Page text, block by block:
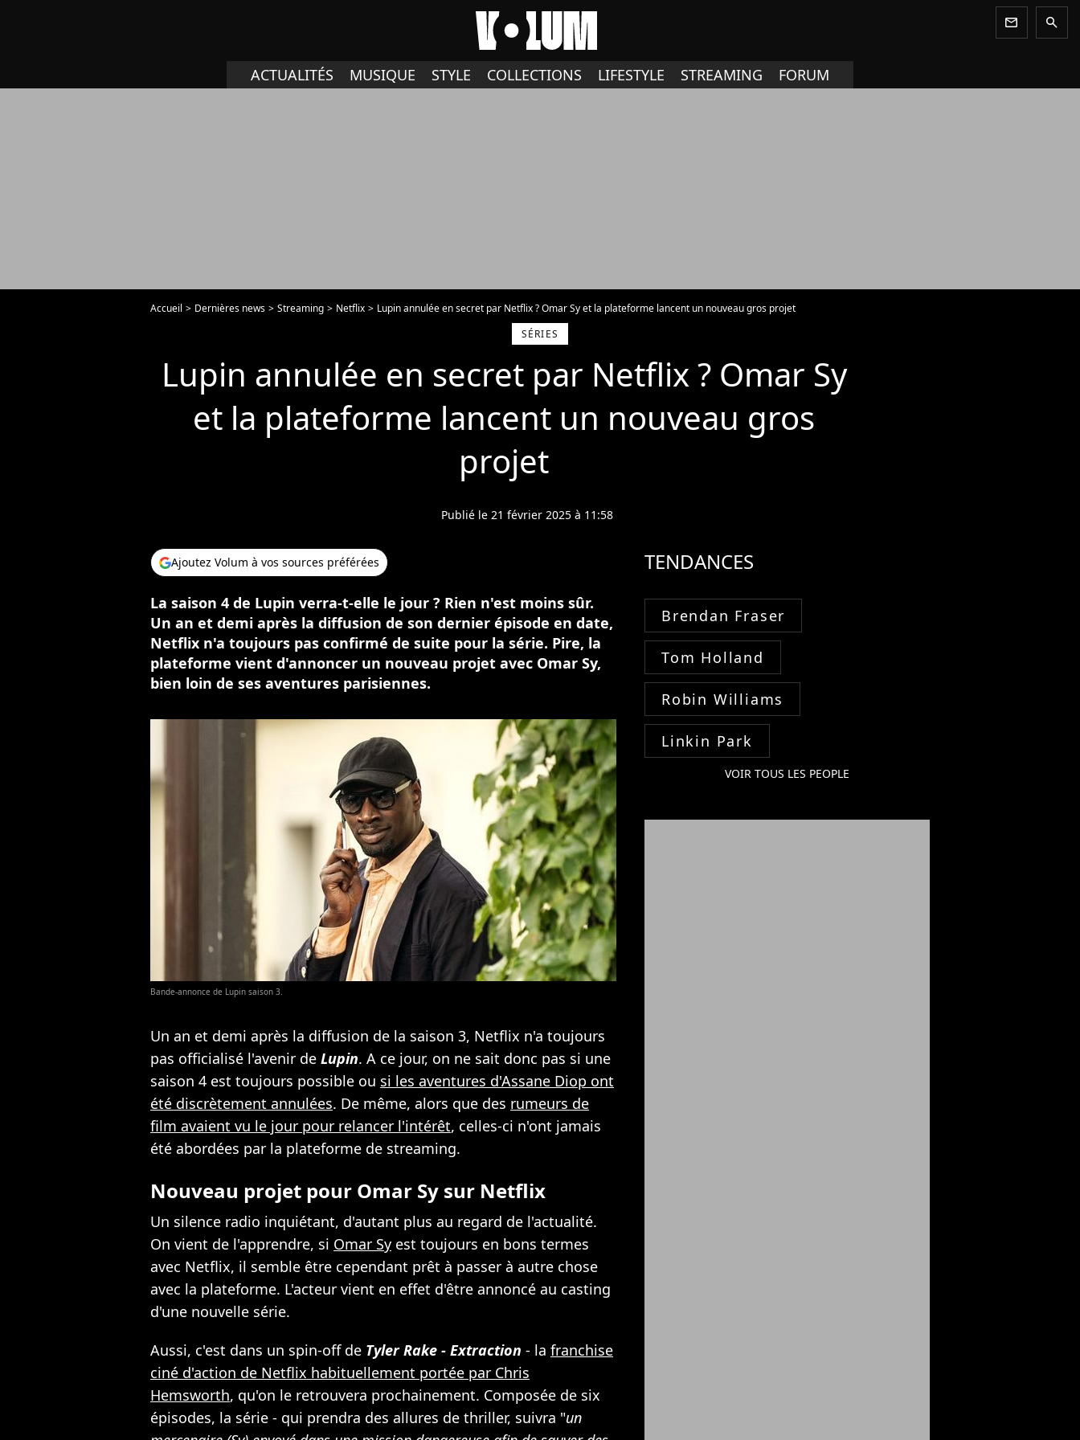
newsletter search
ACTUALITÉS MUSIQUE STYLE COLLECTIONS LIFESTYLE STREAMING FORUM
Accueil Dernières news Streaming Netflix
Lupin annulée en secret par Netflix ? Omar Sy et la plateforme lancent un nouveau gros projet
SÉRIES
Lupin annulée en secret par Netflix ? Omar Sy
et la plateforme lancent un nouveau gros
projet
Publié le 21 février 2025 à 11:58
Ajoutez Volum à vos sources préférées
La saison 4 de Lupin verra-t-elle le jour ? Rien n'est moins sûr.
Un an et demi après la diffusion de son dernier épisode en date,
Netflix n'a toujours pas confirmé de suite pour la série. Pire, la
plateforme vient d'annoncer un nouveau projet avec Omar Sy,
bien loin de ses aventures parisiennes.
Bande-annonce de Lupin saison 3.
Un an et demi après la diffusion de la saison 3, Netflix n'a toujours
pas officialisé l'avenir de Lupin. A ce jour, on ne sait donc pas si une
saison 4 est toujours possible ou si les aventures d'Assane Diop ont
été discrètement annulées. De même, alors que des rumeurs de
film avaient vu le jour pour relancer l'intérêt, celles-ci n'ont jamais
été abordées par la plateforme de streaming.
Nouveau projet pour Omar Sy sur Netflix
Un silence radio inquiétant, d'autant plus au regard de l'actualité.
On vient de l'apprendre, si Omar Sy est toujours en bons termes
avec Netflix, il semble être cependant prêt à passer à autre chose
avec la plateforme. L'acteur vient en effet d'être annoncé au casting
d'une nouvelle série.
Aussi, c'est dans un spin-off de Tyler Rake - Extraction - la franchise
ciné d'action de Netflix habituellement portée par Chris
Hemsworth, qu'on le retrouvera prochainement. Composée de six
épisodes, la série - qui prendra des allures de thriller, suivra "un
TENDANCES
Brendan Fraser
Tom Holland
Robin Williams
Linkin Park
VOIR TOUS LES PEOPLE